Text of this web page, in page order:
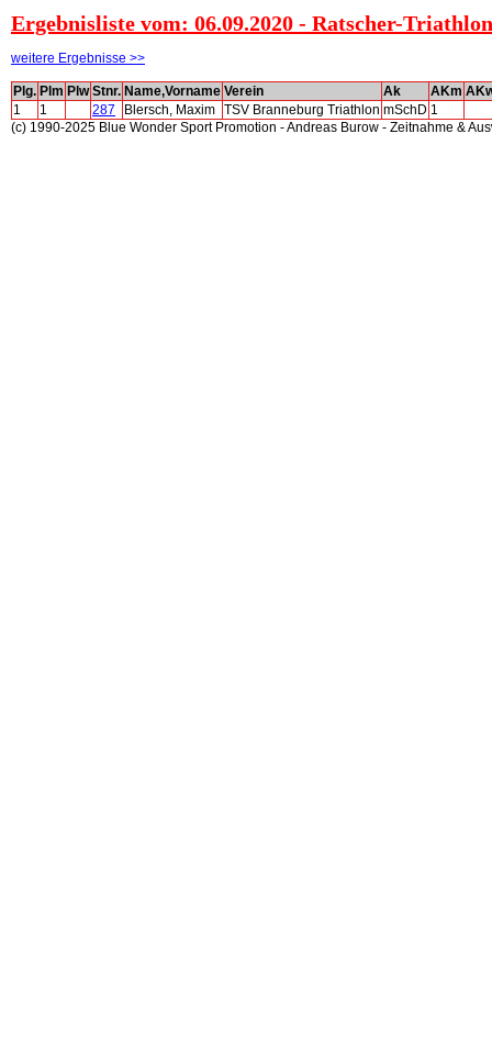
Ergebnisliste vom: 06.09.2020 - Ratscher-
weitere Ergebnisse >>
Plg. Plm Plw Stnr. Name,Vorname Verein Ak AKm
1
1 287 Blersch, Maxim TSV Branneburg Triathlon mSchD 1
(c) 1990-2025 Blue Wonder Sport Promotion - Andreas Burow - Zeitnahme &